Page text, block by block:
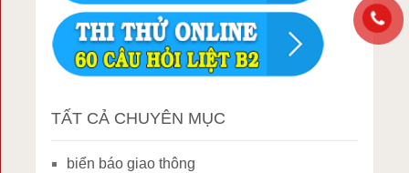
TẤT CẢ CHUYÊN MỤC
biển báo giao thông